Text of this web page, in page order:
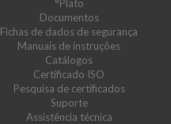
°Plato
Documentos
Fichas de dados de segurança
Manuais de instruções
Catálogos
Certificado ISO
Pesquisa de certificados
Suporte
Assistência técnica